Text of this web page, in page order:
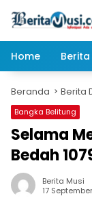
Home
Beranda Berita
Bangka Belitung
Selama
Bedah
Berita Musi
17